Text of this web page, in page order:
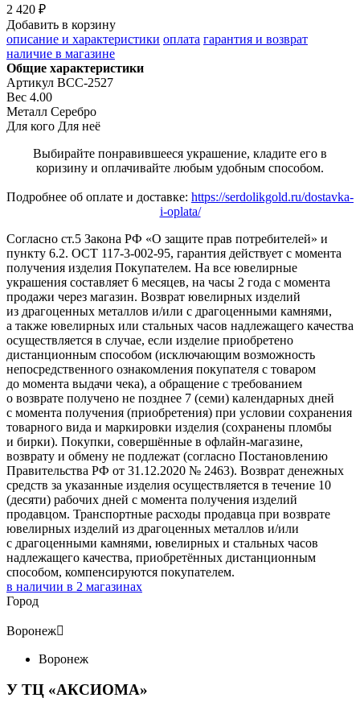
2 420 ₽
Добавить в корзину
описание и характеристики оплата гарантия и возврат
наличие в магазине
Общие характеристики
Артикул ВСС-2527
Вес 4.00
Металл Серебро
Для кого Для неё
Выбирайте понравившееся украшение, кладите его в
коризину и оплачивайте любым удобным способом.
Подробнее об оплате и доставке: https://serdolikgold.ru/dostavka-
i-oplata/
Согласно ст.5 Закона РФ «О защите прав потребителей» и
пункту 6.2. ОСТ 117-3-002-95, гарантия действует с момента
получения изделия Покупателем. На все ювелирные
украшения составляет 6 месяцев, на часы 2 года с момента
продажи через магазин. Возврат ювелирных изделий
из драгоценных металлов и/или с драгоценными камнями,
а также ювелирных или стальных часов надлежащего качества
осуществляется в случае, если изделие приобретено
дистанционным способом (исключающим возможность
непосредственного ознакомления покупателя с товаром
до момента выдачи чека), а обращение с требованием
о возврате получено не позднее 7 (семи) календарных дней
с момента получения (приобретения) при условии сохранения
товарного вида и маркировки изделия (сохранены пломбы
и бирки). Покупки, совершённые в офлайн-магазине,
возврату и обмену не подлежат (согласно Постановлению
Правительства РФ от 31.12.2020 № 2463). Возврат денежных
средств за указанные изделия осуществляется в течение 10
(десяти) рабочих дней с момента получения изделий
продавцом. Транспортные расходы продавца при возврате
ювелирных изделий из драгоценных металлов и/или
с драгоценными камнями, ювелирных и стальных часов
надлежащего качества, приобретённых дистанционным
способом, компенсируются покупателем.
в наличии в 2 магазинах
Город
Воронеж
Воронеж
У ТЦ «АКСИОМА»